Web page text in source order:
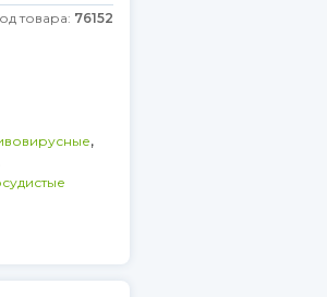
товара: 76152
,